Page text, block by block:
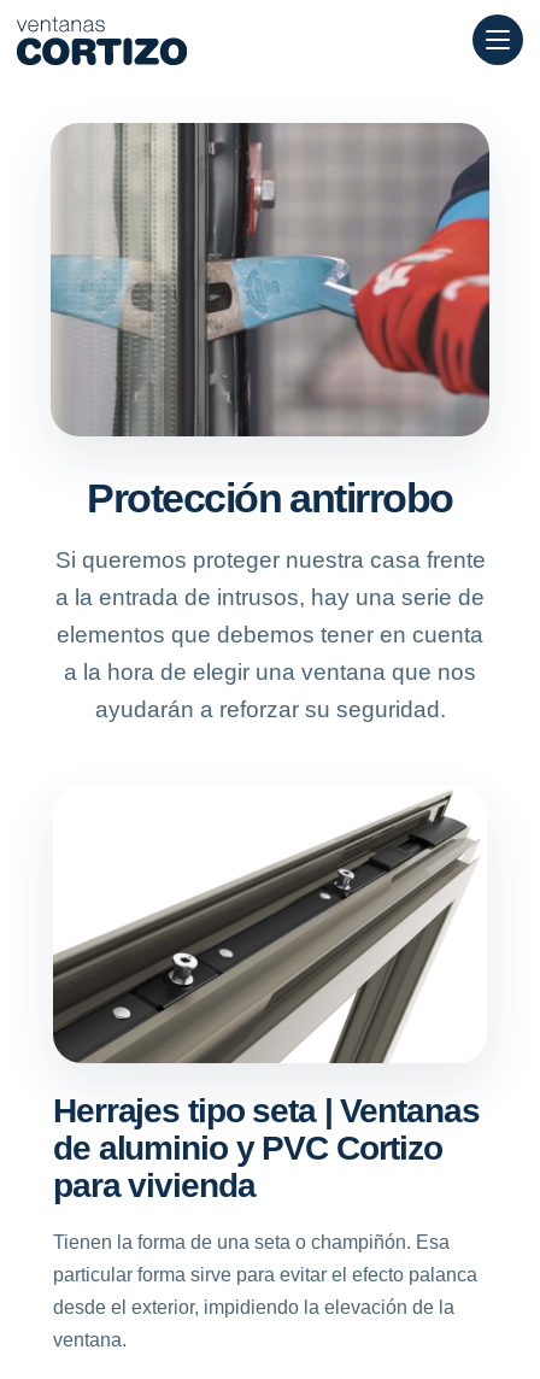
Ventanas Cortizo es una red especializada en ventanas de
Productos
Presupuesto
Protección antirrobo
Si queremos proteger nuestra casa frente
a la entrada de intrusos, hay una serie de
elementos que debemos tener en cuenta
a la hora de elegir una ventana que nos
ayudarán a reforzar su seguridad.
Herrajes tipo seta | Ventanas
de aluminio y PVC Cortizo
para vivienda
Tienen la forma de una seta o champiñón. Esa
particular forma sirve para evitar el efecto palanca
desde el exterior, impidiendo la elevación de la
ventana.